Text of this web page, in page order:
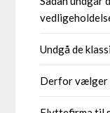
Undgå de
Derfor vælger